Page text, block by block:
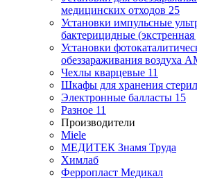
медицинских отходов 25
Установки импульсные
бактерицидные
Установки
обеззараживания
Чехлы кварцевые 11
Шкафы для хранения
Электронные балласты 15
Разное 11
Производители
Miele
МЕДИТЕК Знамя Труда
Химлаб
Ферропласт Медикал